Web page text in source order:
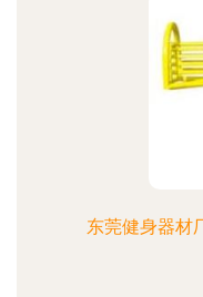
东莞健身器材